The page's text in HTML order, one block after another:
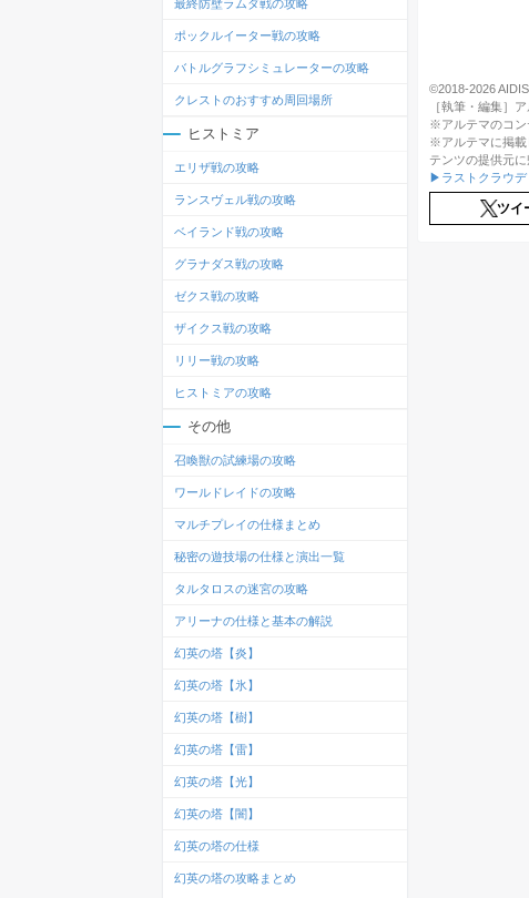
©2018-2026
［執筆・編集］
※アルテマのコン
※アルテマに掲載
テンツの提供元
▶ラストクラウデ
ツイ
最終防壁ラムダ戦の攻略
ポックルイーター戦の攻略
バトルグラフシミュレーターの攻略
クレストのおすすめ周回場所
ヒストミア
エリザ戦の攻略
ランスヴェル戦の攻略
ベイランド戦の攻略
グラナダス戦の攻略
ゼクス戦の攻略
ザイクス戦の攻略
リリー戦の攻略
ヒストミアの攻略
その他
召喚獣の試練場の攻略
ワールドレイドの攻略
マルチプレイの仕様まとめ
秘密の遊技場の仕様と演出一覧
タルタロスの迷宮の攻略
アリーナの仕様と基本の解説
幻英の塔【炎】
幻英の塔【氷】
幻英の塔【樹】
幻英の塔【雷】
幻英の塔【光】
幻英の塔【闇】
幻英の塔の仕様
幻英の塔の攻略まとめ